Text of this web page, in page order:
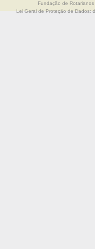
Fundação de
Lei Geral de Proteção de Dados: